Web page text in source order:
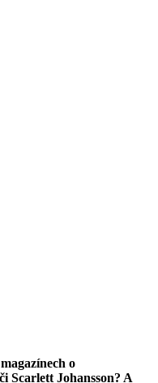
o
Scarlett Johansson? A